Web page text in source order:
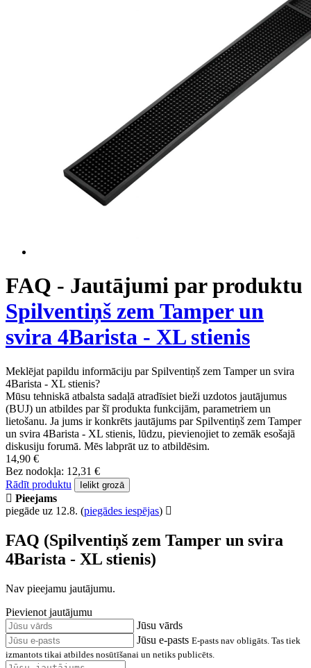
FAQ - Jautājumi par produktu
Spilventiņš zem Tamper un
svira 4Barista - XL stienis
Meklējat papildu informāciju par Spilventiņš zem Tamper un svira
4Barista - XL stienis?
Mūsu tehniskā atbalsta sadaļā atradīsiet bieži uzdotos jautājumus
(BUJ) un atbildes par šī produkta funkcijām, parametriem un
lietošanu. Ja jums ir konkrēts jautājums par Spilventiņš zem Tamper
un svira 4Barista - XL stienis, lūdzu, pievienojiet to zemāk esošajā
diskusiju forumā. Mēs labprāt uz to atbildēsim.
14,90 €
Bez nodokļa: 12,31 €
Rādīt produktu
Ielikt grozā
Pieejams
piegāde uz 12.8. (piegādes iespējas)
FAQ (Spilventiņš zem Tamper un svira
4Barista - XL stienis)
Nav pieejamu jautājumu.
Pievienot jautājumu
Jūsu vārds
Jūsu e-pasts E-pasts nav obligāts. Tas tiek
izmantots tikai atbildes nosūtīšanai un netiks publicēts.